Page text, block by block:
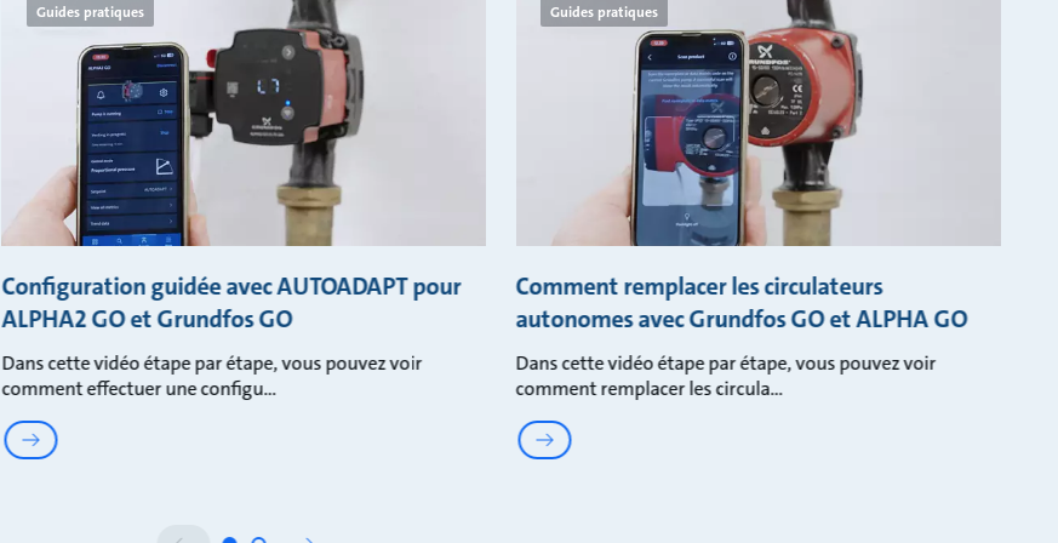
Guides pratiques
Configuration guidée avec AUTOADAPT pour
ALPHA2 GO et Grundfos GO
Dans cette vidéo étape par étape, vous pouvez voir
comment effectuer une configu
Guides pratiques
Comment remplacer les circulateurs
autonomes avec Grundfos GO et ALPHA GO
Dans cette vidéo étape par étape, vous pouvez voir
comment remplacer les circula